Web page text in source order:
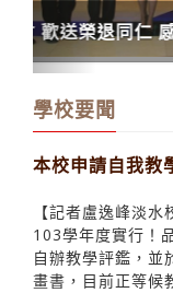
兩岸攝影家在
學校要聞
本校申請自我教
【記者盧逸峰淡
103學年度實行！
自辦教學評鑑，並
畫書，目前正等候